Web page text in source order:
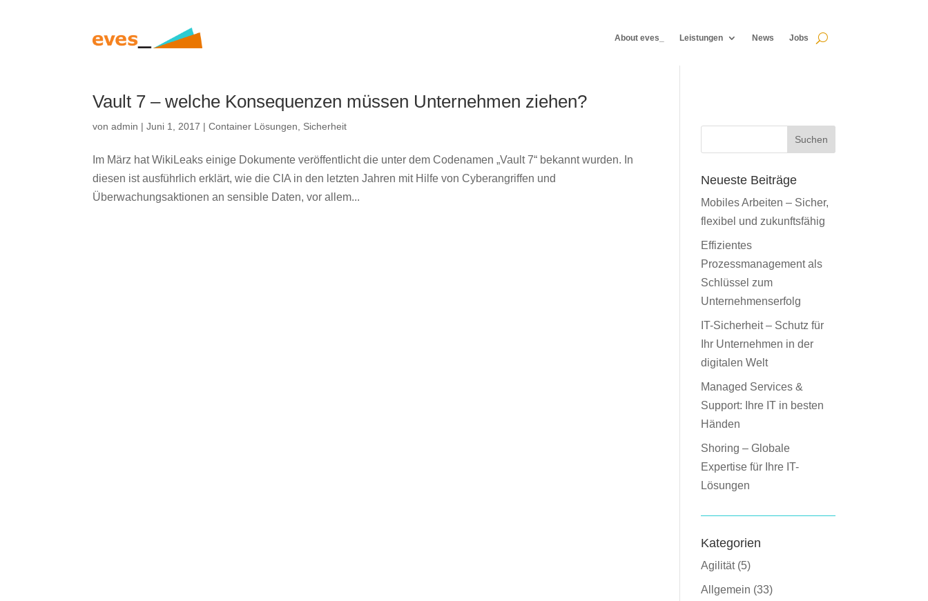
About eves_ Leistungen News Jobs
Vault 7 – welche Konsequenzen müssen Unternehmen ziehen?
vonadmin |Juni 1, 2017 |Container Lösungen Sicherheit
Im März hat WikiLeaks einige Dokumente veröffentlicht die unter dem Codenamen „Vault 7“ bekannt wurden. In
diesen ist ausführlich erklärt, wie die CIA in den letzten Jahren mit Hilfe von Cyberangriffen und
Überwachungsaktionen an sensible Daten, vor allem...
Suchen
Neueste Beiträge
Mobiles Arbeiten – Sicher,
flexibel und zukunftsfähig
Effizientes
Prozessmanagement als
Schlüssel zum
Unternehmenserfolg
IT-Sicherheit – Schutz für
Ihr Unternehmen in der
digitalen Welt
Managed Services &
Support: Ihre IT in besten
Händen
Shoring – Globale
Expertise für Ihre IT-
Lösungen
Kategorien
Agilität(5)
Allgemein (33)